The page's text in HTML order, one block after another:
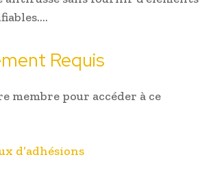
Requis
membre pour accéder à ce
d’adhésions